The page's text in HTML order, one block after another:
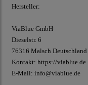
Hersteller:
ViaBlue GmbH
Dieselstr. 6
76316 Malsch Deutschland
Kontakt: https://viablue.de
E-Mail: info@viablue.de